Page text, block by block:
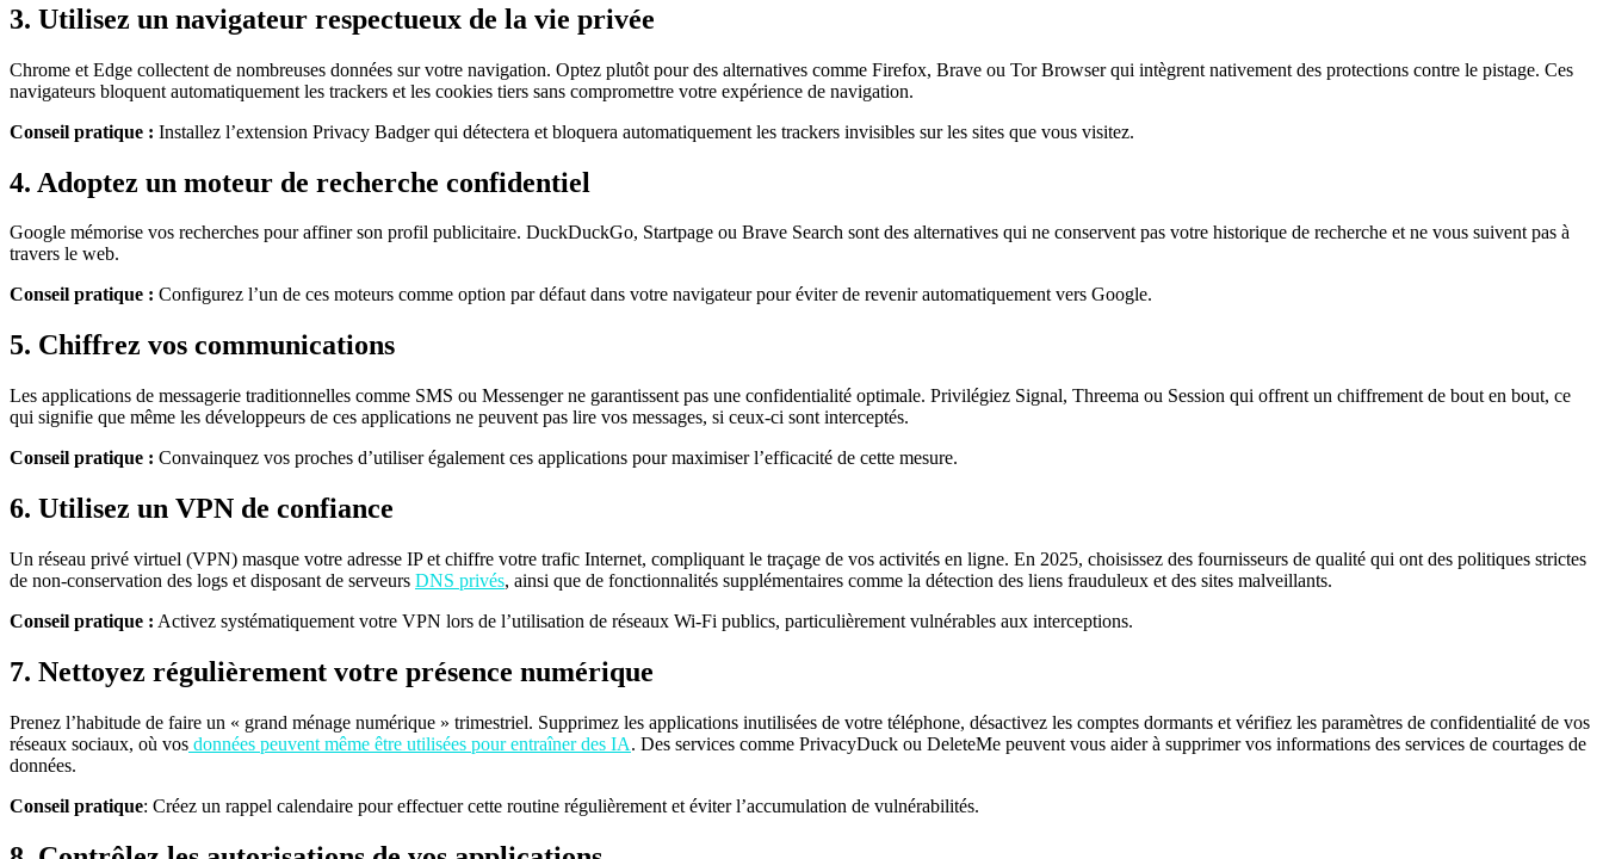
3. Utilisez un navigateur respectueux de la vie privée
Chrome et Edge collectent de nombreuses données sur votre navigation. Optez plutôt pour des alternatives comme Firefox, Brave ou Tor Browser qui intègrent nativement des protections contre le pistage. Ces
navigateurs bloquent automatiquement les trackers et les cookies tiers sans compromettre votre expérience de navigation.
Conseil pratique : Installez l’extension Privacy Badger qui détectera et bloquera automatiquement les trackers invisibles sur les sites que vous visitez.
4. Adoptez un moteur de recherche confidentiel
Google mémorise vos recherches pour affiner son profil publicitaire. DuckDuckGo, Startpage ou Brave Search sont des alternatives qui ne conservent pas votre historique de recherche et ne vous suivent pas à
travers le web.
Conseil pratique : Configurez l’un de ces moteurs comme option par défaut dans votre navigateur pour éviter de revenir automatiquement vers Google.
5. Chiffrez vos communications
Les applications de messagerie traditionnelles comme SMS ou Messenger ne garantissent pas une confidentialité optimale. Privilégiez Signal, Threema ou Session qui offrent un chiffrement de bout en bout, ce
qui signifie que même les développeurs de ces applications ne peuvent pas lire vos messages, si ceux-ci sont interceptés.
Conseil pratique : Convainquez vos proches d’utiliser également ces applications pour maximiser l’efficacité de cette mesure.
6. Utilisez un VPN de confiance
Un réseau privé virtuel (VPN) masque votre adresse IP et chiffre votre trafic Internet, compliquant le traçage de vos activités en ligne. En 2025, choisissez des fournisseurs de qualité qui ont des politiques strictes
de non-conservation des logs et disposant de serveurs DNS privés, ainsi que de fonctionnalités supplémentaires comme la détection des liens frauduleux et des sites malveillants.
Conseil pratique : Activez systématiquement votre VPN lors de l’utilisation de réseaux Wi-Fi publics, particulièrement vulnérables aux interceptions.
7. Nettoyez régulièrement votre présence numérique
Prenez l’habitude de faire un « grand ménage numérique » trimestriel. Supprimez les applications inutilisées de votre téléphone, désactivez les comptes dormants et vérifiez les paramètres de confidentialité de vos
réseaux sociaux, où vos données peuvent même être utilisées pour entraîner des IA. Des services comme PrivacyDuck ou DeleteMe peuvent vous aider à supprimer vos informations des services de courtages de
données.
Conseil pratique: Créez un rappel calendaire pour effectuer cette routine régulièrement et éviter l’accumulation de vulnérabilités.